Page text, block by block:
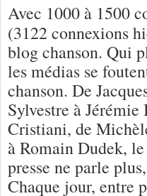
Avec 1000 à 1500
(3122 connexions
blog chanson. Qui
les médias se
chanson. De
Sylvestre à
Cristiani, de
à Romain Dudek,
presse ne parle
Chaque jour, entre